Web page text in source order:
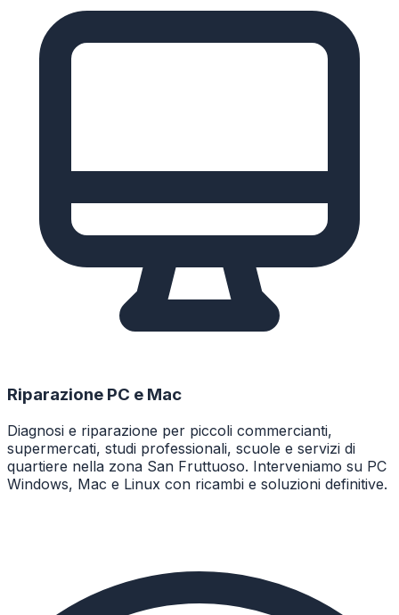
Riparazione PC e Mac
Diagnosi e riparazione per piccoli commercianti,
supermercati, studi professionali, scuole e servizi di
quartiere nella zona San Fruttuoso. Interveniamo su PC
Windows, Mac e Linux con ricambi e soluzioni definitive.